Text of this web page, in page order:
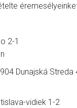
2-1
Dunajská Streda
vidiek 1-2